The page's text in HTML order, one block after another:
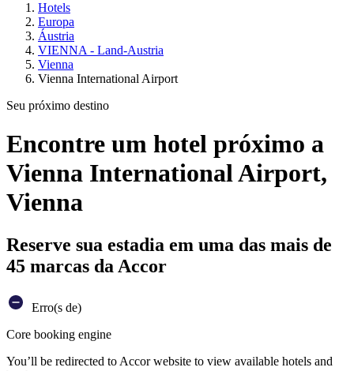
Hotels
Europa
Áustria
VIENNA - Land-Austria
Vienna
Vienna International Airport
Seu próximo destino
Encontre um hotel próximo a
Vienna International Airport,
Vienna
Reserve sua estadia em uma das mais de
45 marcas da Accor
Erro(s de)
Core booking engine
You’ll be redirected to Accor website to view available hotels and